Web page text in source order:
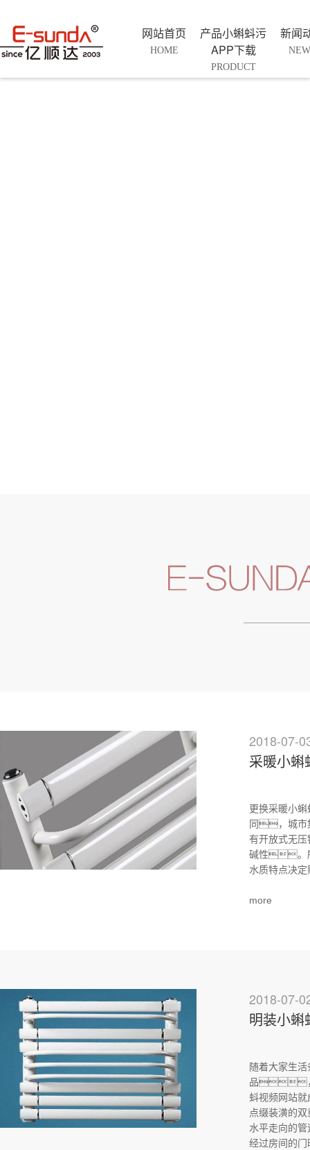
网站首页
HOME
产品小蝌蚪污
APP下载
PRODUCT
新闻
2018-07-
采暖小蝌
更换采暖小
同，城市
有开放式无
碱性。
水质特点决
more
2018-07-
明装小蝌
随着大家生
品，
蚪视频网站
点缀装潢的
水平走向的
经过房间的